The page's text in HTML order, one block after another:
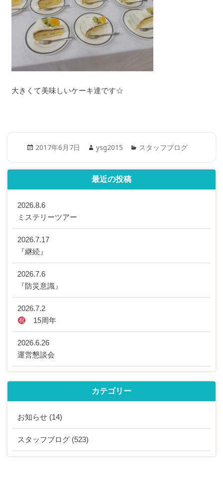
大きくて美味しいケーキ達です☆
Posted
2017年6月7日 Author
ysg2015 Categories
スタッフブログ
最近の投稿
2026.8.6
ミステリーツアー
2026.7.17
『継続』
2026.7.6
『防災意識』
2026.7.2
15周年
2026.6.26
運営懇談会
カテゴリー
お知らせ (14)
スタッフブログ (523)